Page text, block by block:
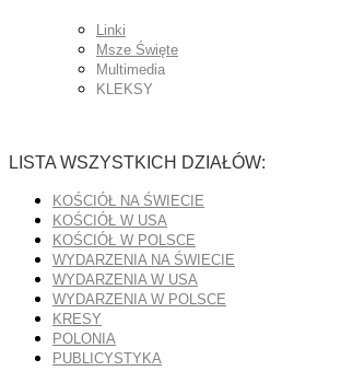
Linki
Msze Święte
Multimedia
KLEKSY
LISTA WSZYSTKICH DZIAŁÓW:
KOŚCIÓŁ NA ŚWIECIE
KOŚCIÓŁ W USA
KOŚCIÓŁ W POLSCE
WYDARZENIA NA ŚWIECIE
WYDARZENIA W USA
WYDARZENIA W POLSCE
KRESY
POLONIA
PUBLICYSTYKA